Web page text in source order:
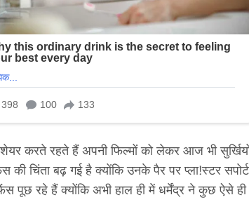
करते रहते हैं अपनी फिल्मों को लेकर आज भी
चिंता बढ़ गई है क्योंकि उनके पैर पर प्ला!स्टर
पूछ रहे हैं क्योंकि अभी हाल ही में धर्मेंद्र ने कुछ ऐसे